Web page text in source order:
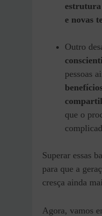
estrutura
e novas
Outro
pessoas
que o
Superar essas
para que a
cresça ainda
Agora, vamos